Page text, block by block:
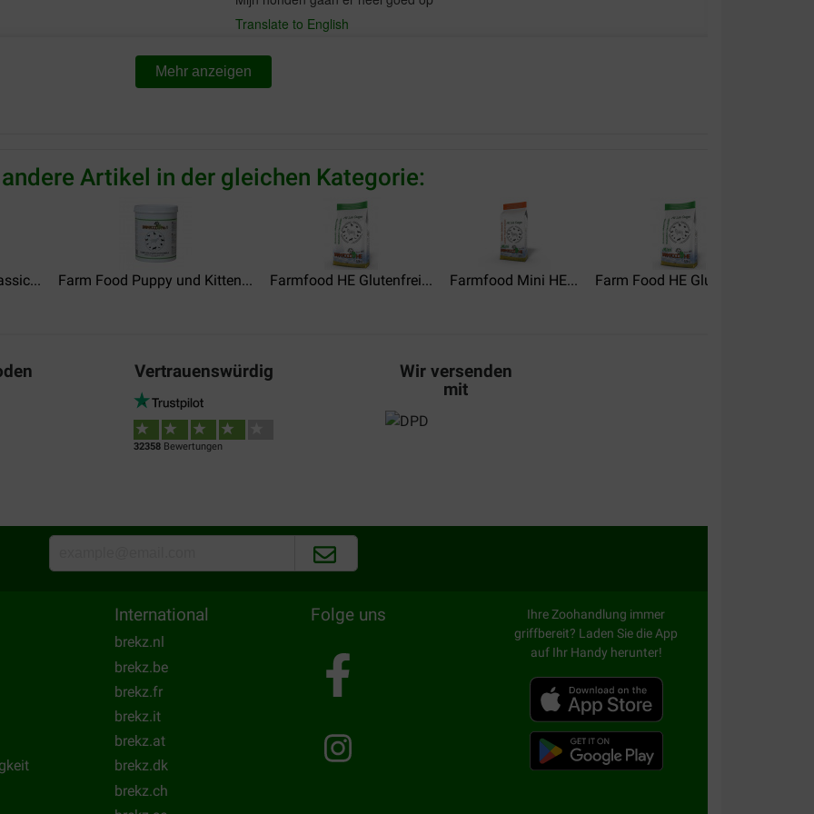
Translate to English
Maria Sophia
Translate to English
Goed betaalbaar hondenvoer
Mehr anzeigen
Artikel in der gleichen Kategorie:
Farm Food Puppy und Kitten... Farmfood HE Glutenfrei... Farmfood Mini HE... Farm Food HE Glutenfrei...
Vertrauenswürdig
32358Bewertungen
Wir versenden
mit
International
brekz.nl
brekz.be
brekz.fr
brekz.it
brekz.at
brekz.dk
brekz.ch
Folge uns
Ihre Zoohandlung immer
griffbereit? Laden Sie die App
auf Ihr Handy herunter!